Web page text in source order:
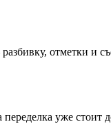
отметки и
уже стоит